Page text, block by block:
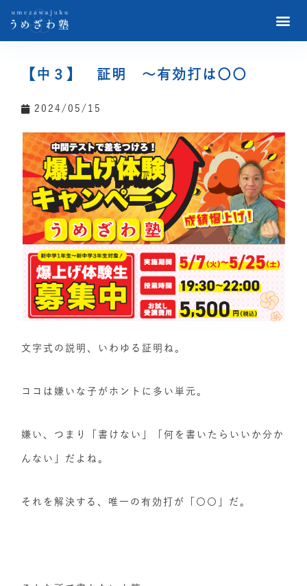
【中３】 証明 〜有効打は〇〇
2024/05/15
文字式の説明、いわゆる証明ね。
ココは嫌いな子がホントに多い単元。
嫌い、つまり「書けない」「何を書いたらいいか分か
んない」だよね。
それを解決する、唯一の有効打が「〇〇」だ。